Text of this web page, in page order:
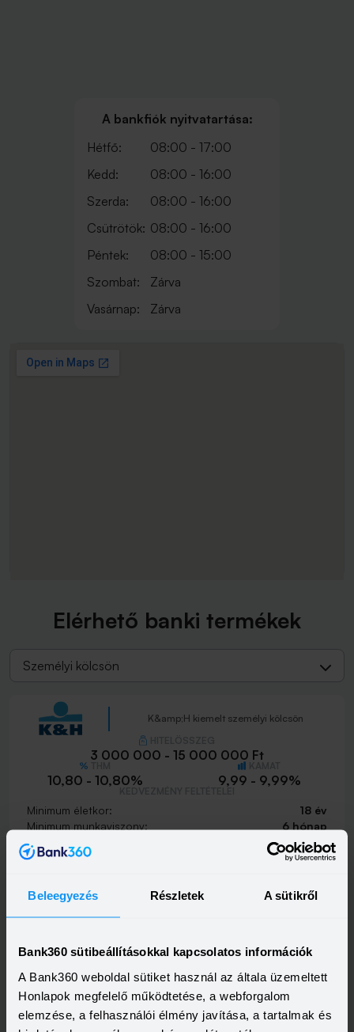
Beleegyezés Részletek A sütikről
Bank360 sütibeállításokkal kapcsolatos információk
A Bank360 weboldal sütiket használ az általa üzemeltett
Honlapok megfelelő működtetése, a webforgalom
elemzése, a felhasználói élmény javítása, a tartalmak és
A bankfiók nyitvatartása:
Hétfő:
08:00 - 17:00
Kedd:
08:00 - 16:00
Szerda:
08:00 - 16:00
Csütrötök: 08:00 - 16:00
Péntek:
08:00 - 15:00
Szombat:
Zárva
Vasárnap:
Zárva
Elérhető banki termékek
Személyi kölcsön
K&amp;H kiemelt személyi kölcsön
3 000 000 - 15 000 000 Ft
10,80 - 10,80% 9,99 - 9,99%
Minimum életkor:
18 év
Minimum munkaviszony:
6 hónap
Minimum jövedelem:
400 000 Ft
K&amp;H személyi kölcsön
HITELÖSSZEG
500 000 - 15 000 000 Ft
THM
21,20 - 21,20%
KAMAT
18,99 - 18,99%